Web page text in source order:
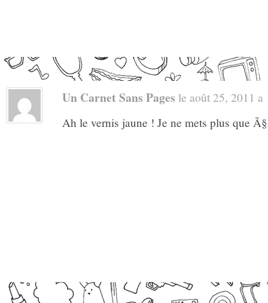
Un Carnet Sans Pages le août 25, 2011 a
Ah le vernis jaune ! Je ne mets plus que